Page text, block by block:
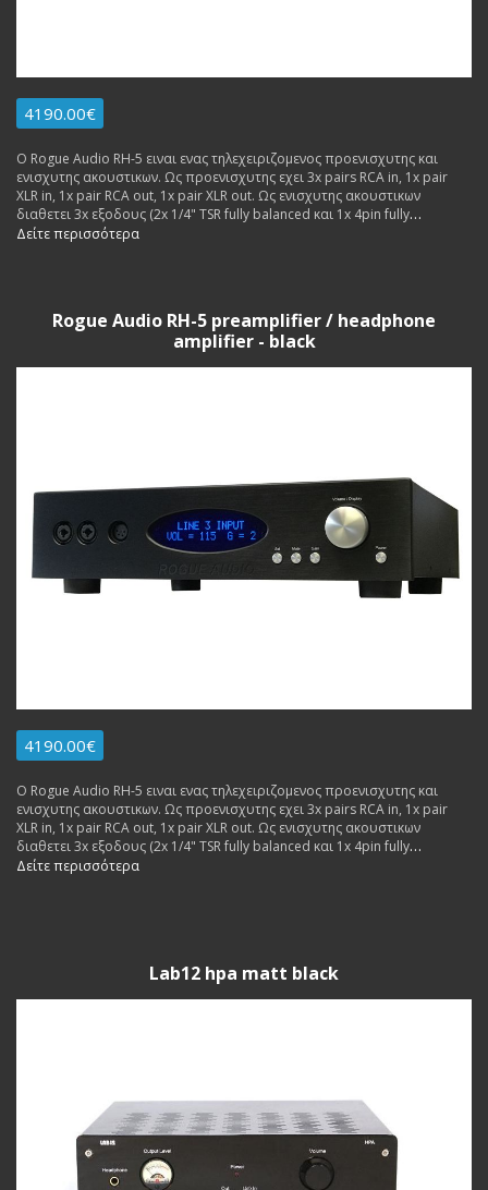
4190.00€
Ο Rogue Audio RH-5 ειναι ενας τηλεχειριζομενος προενισχυτης και
ενισχυτης ακουστικων. Ως προενισχυτης εχει 3x pairs RCA in, 1x pair
XLR in, 1x pair RCA out, 1x pair XLR out. Ως ενισχυτης ακουστικων
διαθετει 3x εξοδους (2x 1/4" TSR fully balanced και 1x 4pin fully
balanced). Εγγυηση Αντιπροσωπειας. Δυνατοτητα δοσεων,
Δείτε περισσότερα
Rogue Audio RH-5 preamplifier / headphone
amplifier - black
4190.00€
Ο Rogue Audio RH-5 ειναι ενας τηλεχειριζομενος προενισχυτης και
ενισχυτης ακουστικων. Ως προενισχυτης εχει 3x pairs RCA in, 1x pair
XLR in, 1x pair RCA out, 1x pair XLR out. Ως ενισχυτης ακουστικων
διαθετει 3x εξοδους (2x 1/4" TSR fully balanced και 1x 4pin fully
balanced). Εγγυηση Αντιπροσωπειας. Δυνατοτητα δοσεων,
Δείτε περισσότερα
Lab12 hpa matt black